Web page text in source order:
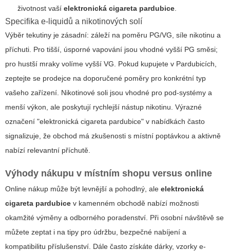
životnost vaší elektronická cigareta pardubice
Specifika e-liquidů a nikotinových solí
Výběr tekutiny je zásadní: záleží na poměru PG/VG, síle nikotinu a
příchuti. Pro tišší, úsporné vapování jsou vhodné vyšší PG směsi;
pro hustší mraky volíme vyšší VG. Pokud kupujete v Pardubicích,
zeptejte se prodejce na doporučené poměry pro konkrétní typ
vašeho zařízení. Nikotinové soli jsou vhodné pro pod-systémy a
menší výkon, ale poskytují rychlejší nástup nikotinu. Výrazné
označení "elektronická cigareta pardubice" v nabídkách často
signalizuje, že obchod má zkušenosti s místní poptávkou a aktivně
nabízí relevantní příchutě.
Výhody nákupu v místním shopu versus online
Online nákup může být levnější a pohodlný, ale elektronická
cigareta pardubice v kamenném obchodě nabízí možnosti
okamžité výměny a odborného poradenství. Při osobní návštěvě se
můžete zeptat i na tipy pro údržbu, bezpečné nabíjení a
kompatibilitu příslušenství. Dále často získáte dárky, vzorky e-